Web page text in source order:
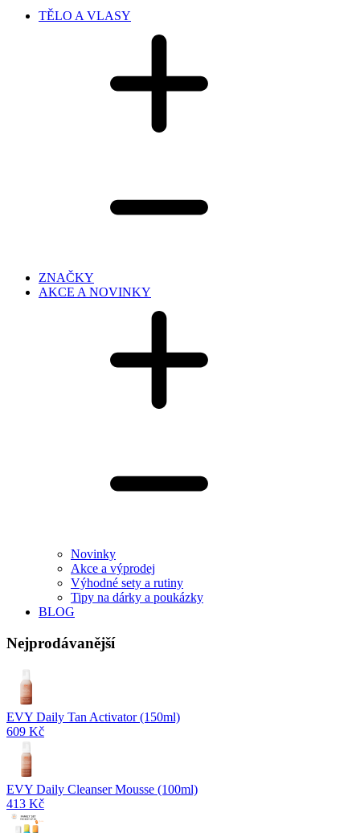
TĚLO A VLASY
ZNAČKY
AKCE A NOVINKY
Novinky
Akce a výprodej
Výhodné sety a rutiny
Tipy na dárky a poukázky
BLOG
Nejprodávanější
EVY Daily Tan Activator (150ml)
609 Kč
EVY Daily Cleanser Mousse (100ml)
413 Kč